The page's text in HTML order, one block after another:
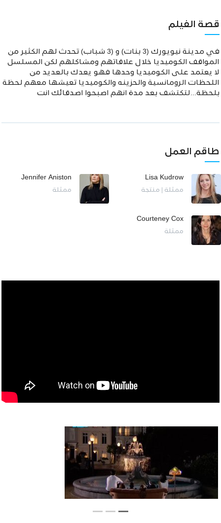
قصة الفيلم
في مدينة نيويورك (3 بنات) و (3 شباب) تحدث لهم الكثير من
المواقف الكوميديا خلال علاقاتهم ومشاكلهم لكن المسلسل
لا يعتمد على الكوميديا وحدها فهو يعدك بالعديد من
اللحظات الرومانسية والحزينه والكوميديا تعيشها معهم لحظة
بلحظة...لتكتشف بعد مدة انهم اصبحوا اصدقائك انت
طاقم العمل
Lisa Kudrow
ممثلة | منتجة
Jennifer Aniston
ممثلة
Courteney Cox
ممثلة